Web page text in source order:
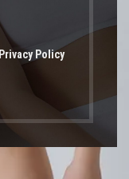
Privacy Policy